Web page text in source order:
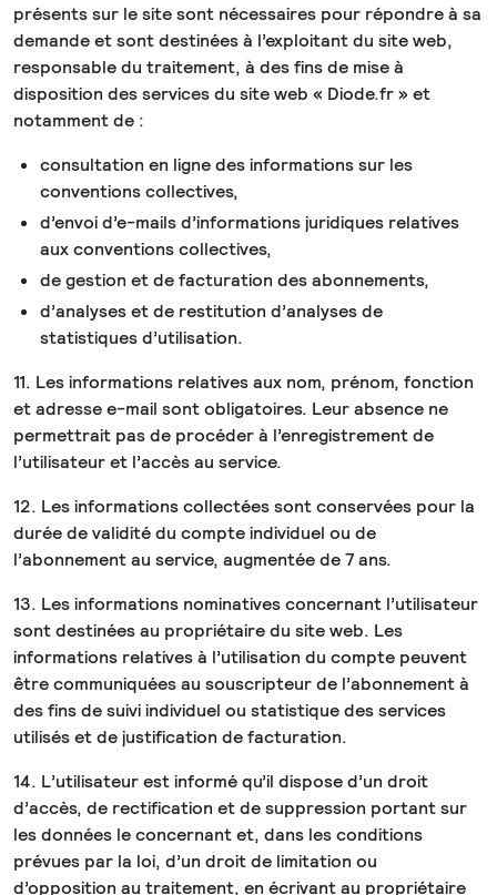
présents sur le site sont nécessaires pour répondre à sa
demande et sont destinées à l’exploitant du site web,
responsable du traitement, à des fins de mise à
disposition des services du site web « Diode.fr » et
notamment de :
consultation en ligne des informations sur les
conventions collectives,
d’envoi d’e-mails d’informations juridiques relatives
aux conventions collectives,
de gestion et de facturation des abonnements,
d’analyses et de restitution d’analyses de
statistiques d’utilisation.
11. Les informations relatives aux nom, prénom, fonction
et adresse e-mail sont obligatoires. Leur absence ne
permettrait pas de procéder à l’enregistrement de
l’utilisateur et l’accès au service.
12. Les informations collectées sont conservées pour la
durée de validité du compte individuel ou de
l’abonnement au service, augmentée de 7 ans.
13. Les informations nominatives concernant l’utilisateur
sont destinées au propriétaire du site web. Les
informations relatives à l’utilisation du compte peuvent
être communiquées au souscripteur de l’abonnement à
des fins de suivi individuel ou statistique des services
utilisés et de justification de facturation.
14. L’utilisateur est informé qu’il dispose d’un droit
d’accès, de rectification et de suppression portant sur
les données le concernant et, dans les conditions
prévues par la loi, d’un droit de limitation ou
d’opposition au traitement, en écrivant au propriétaire